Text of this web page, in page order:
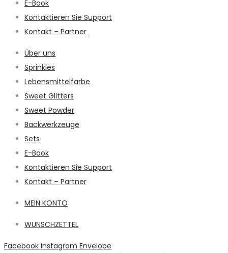
E-Book
Kontaktieren Sie Support
Kontakt – Partner
Über uns
Sprinkles
Lebensmittelfarbe
Sweet Glitters
Sweet Powder
Backwerkzeuge
Sets
E-Book
Kontaktieren Sie Support
Kontakt – Partner
MEIN KONTO
WUNSCHZETTEL
Facebook Instagram Envelope